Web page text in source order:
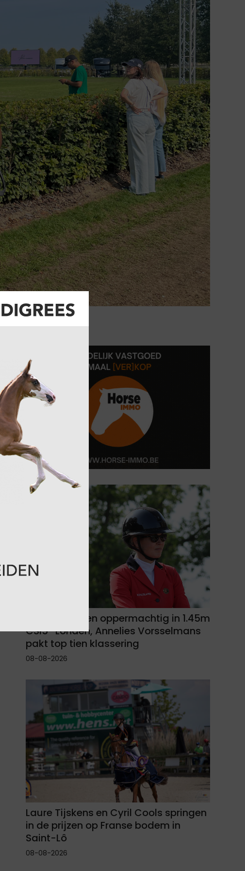
Sanne Thijssen oppermachtig in 1.45m
CSI5* Londen, Annelies Vorsselmans
pakt top tien klassering
08-08-2026
Laure Tijskens en Cyril Cools springen
in de prijzen op Franse bodem in
Saint-Lô
08-08-2026